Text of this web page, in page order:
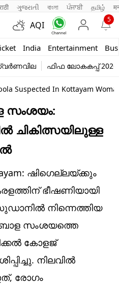
ગુજરાતી বাংলা ਪੰਜਾਬੀ தமிழ்
AQI
5
India Entertainment
ഫിഫ ലോകകപ്പ് 2026
Suspected In Kottayam
സംശയം:
ചികിത്സയിലുള്ള
ഷിഗെല്ലയ്ക്കും
ഭീഷണിയായി
നിന്നെത്തിയ
സംശയത്തെ
കോളജ്
നിലവിൽ
​രോഗം